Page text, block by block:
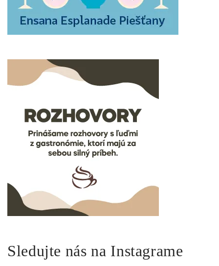
Sledujte nás na Instagrame